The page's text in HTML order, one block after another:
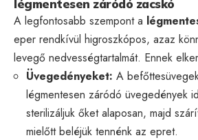
légmentesen záródó zacskó
A legfontosabb szempont a
eper rendkívül higroszkópos, azaz
levegő nedvességtartalmát. Ennek
Üvegedényeket: A
légmentesen záródó üvegedények
sterilizáljuk őket alaposan, majd
mielőtt beléjük tennénk az epret.